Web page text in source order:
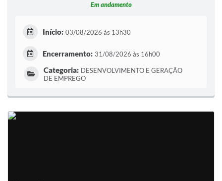
Em andamento
Início: 03/08/2026 às 13h30
Encerramento: 31/08/2026 às 16h00
Categoria: DESENVOLVIMENTO E GERAÇÃO
DE EMPREGO